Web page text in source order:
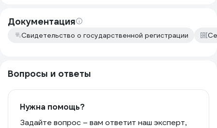
Документация
Свидетельство о государственной регистрации
Вопросы и ответы
Нужна помощь?
Задайте вопрос – вам ответит наш эксперт,